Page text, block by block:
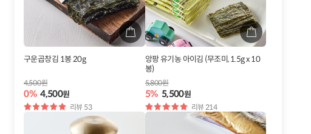
구운곱창김 1봉 20g
0% 4,500원
4,500원
별
리뷰 53
앙팡 유기농 아이김 (무조미, 1.5g x 10
봉)
5% 5,500원
5,800원
별
점
리뷰 214